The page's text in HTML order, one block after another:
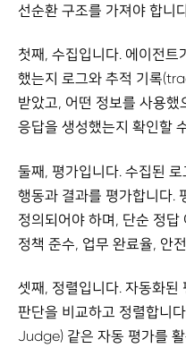
선순환 구조를 가져야 합니
첫째, 수집입니다. 에이전트
했는지 로그와 추적 기록
받았고, 어떤 정보를 사용했
응답을 생성했는지 확인할
둘째, 평가입니다. 수집된
행동과 결과를 평가합니다.
정의되어야 하며, 단순 정답
정책 준수, 업무 완료율, 안
셋째, 정렬입니다. 자동화된
판단을 비교하고 정렬합니
Judge) 같은 자동 평가를